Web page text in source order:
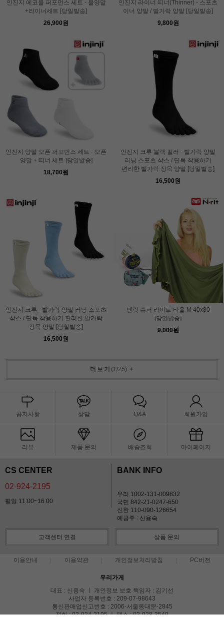
인진지 에코울 퍼포먼스 세트 - 울양말
+라이너세트 [당일발송]
26,900원
인진지 라이너 띠너(Thinner) - 스포츠
이너 양말 / 발가락 양말 [당일발송]
9,800원
인진지 양말 오픈 퍼포먼스 세트 - 오픈
양말 + 띠너 세트 [당일발송]
18,700원
인진지 크루 블랙 컬러 - 발가락 양말
러닝 스포츠 삭스 / 단독 착용하기
편리한 발가락 장목 양말 [당일발송]
16,500원
인진지 크루 - 발가락 양말 러닝 스포츠
삭스 / 단독 착용하기 편리한 발가락
장목 양말 [당일발송]
16,500원
엔릿 슈퍼 라이트 타올 M 40x80
[당일발송]
9,000원
더보기 (1 /25) +
공지사항 상담 Q&A 회원가입
리뷰 제품 문의 배송조회 마이페이지
CS CENTER
02-924-2195
평일 11:00~16:00
BANK INFO
우리 1002-131-009832
국민 842-21-0247-650
신한 110-090-126654
예금주 : 신용숙
고객센터 연결 상품 문의
이용안내 이용약관 개인정보처리방침 PC버전
우리가게
대표 : 신용숙 ㅣ 개인정보 보호 책임자 : 김기선
사업자 등록번호 : 209-07-98643
통신판매업신고번호 : 2006-서울동대문-2845
전화 : 02-924-2195 ㅣ 팩스 : 02-928-3549